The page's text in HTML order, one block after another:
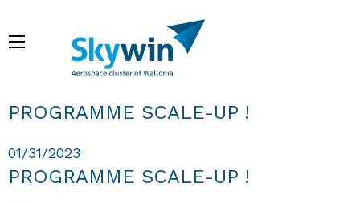
main
Breadcrumb
PROGRAMME SCALE-UP !
01/31/2023
PROGRAMME SCALE-UP !